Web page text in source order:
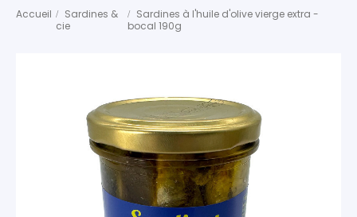
Accueil
Sardines &
cie
Sardines à l'huile d'olive vierge extra -
bocal 190g